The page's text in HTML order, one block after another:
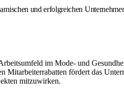
und erfolgreichen
im Mode- und
fördert das
mitzuwirken.